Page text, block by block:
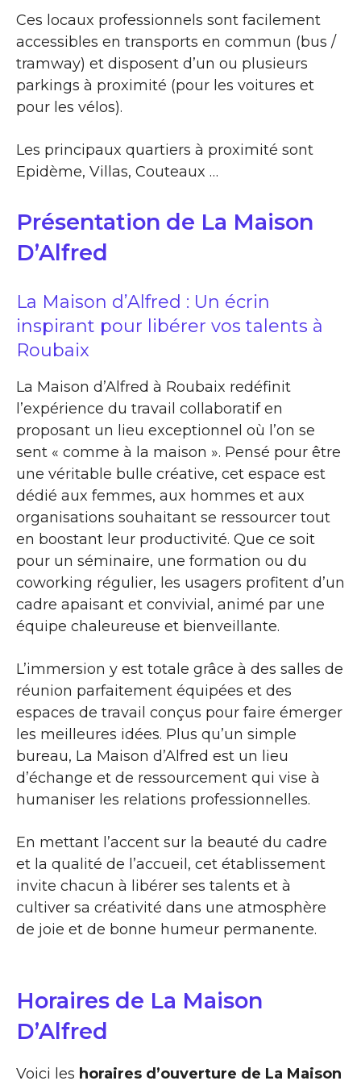
Ces locaux professionnels sont facilement
accessibles en transports en commun (bus /
tramway) et disposent d’un ou plusieurs
parkings à proximité (pour les voitures et
pour les vélos).
Les principaux quartiers à proximité sont
Epidème, Villas, Couteaux …
Présentation de La Maison
D’Alfred
La Maison d’Alfred : Un écrin
inspirant pour libérer vos talents à
Roubaix
La Maison d’Alfred à Roubaix redéfinit
l’expérience du travail collaboratif en
proposant un lieu exceptionnel où l’on se
sent « comme à la maison ». Pensé pour être
une véritable bulle créative, cet espace est
dédié aux femmes, aux hommes et aux
organisations souhaitant se ressourcer tout
en boostant leur productivité. Que ce soit
pour un séminaire, une formation ou du
coworking régulier, les usagers profitent d’un
cadre apaisant et convivial, animé par une
équipe chaleureuse et bienveillante.
L’immersion y est totale grâce à des salles de
réunion parfaitement équipées et des
espaces de travail conçus pour faire émerger
les meilleures idées. Plus qu’un simple
bureau, La Maison d’Alfred est un lieu
d’échange et de ressourcement qui vise à
humaniser les relations professionnelles.
En mettant l’accent sur la beauté du cadre
et la qualité de l’accueil, cet établissement
invite chacun à libérer ses talents et à
cultiver sa créativité dans une atmosphère
de joie et de bonne humeur permanente.
Horaires de La Maison
D’Alfred
Voici les horaires d’ouverture de La Maison